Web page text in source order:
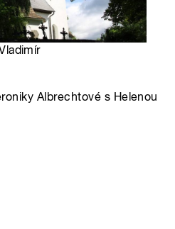
Albrechtové s Helenou